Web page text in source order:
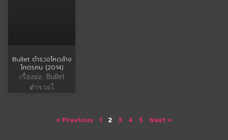
Bullet ตำรวจโหดล้าง
โคตรคน (2014)
เรื่องย่อ : Bullet
ตำรวจโ
« Previous 1 2 3 4 5 Next »